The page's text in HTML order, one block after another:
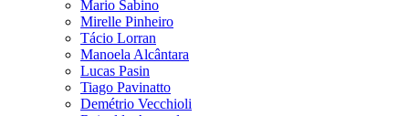
Mario Sabino
Mirelle Pinheiro
Tácio Lorran
Manoela Alcântara
Lucas Pasin
Tiago Pavinatto
Demétrio Vecchioli